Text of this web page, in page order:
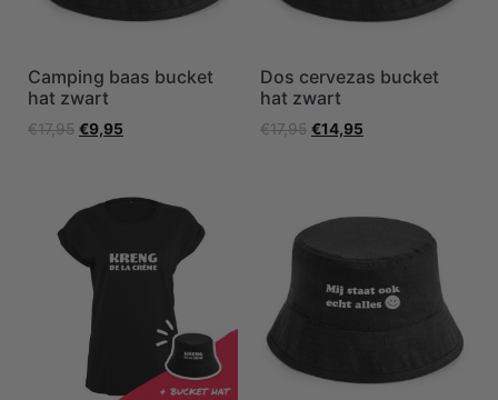
Camping baas bucket
hat zwart
€17,95 €9,95
Dos cervezas bucket
hat zwart
€17,95 €14,95